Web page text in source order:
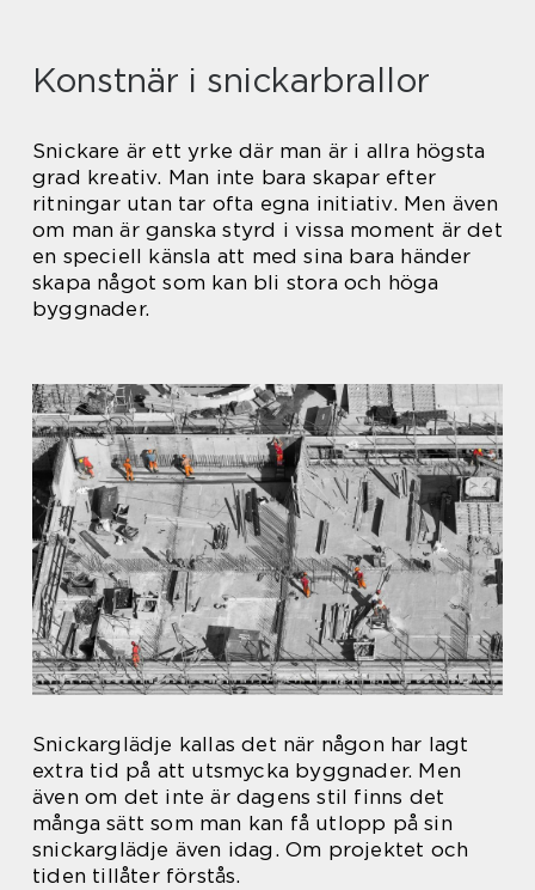
Konstnär i snickarbrallor
Snickare är ett yrke där man är i allra högsta
grad kreativ. Man inte bara skapar efter
ritningar utan tar ofta egna initiativ. Men även
om man är ganska styrd i vissa moment är det
en speciell känsla att med sina bara händer
skapa något som kan bli stora och höga
byggnader.
Snickarglädje kallas det när någon har lagt
extra tid på att utsmycka byggnader. Men
även om det inte är dagens stil finns det
många sätt som man kan få utlopp på sin
snickarglädje även idag. Om projektet och
tiden tillåter förstås.